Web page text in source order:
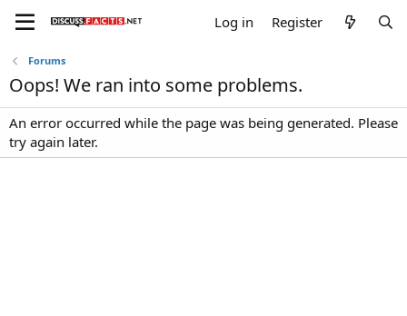
Log in Register
Forums
Oops! We ran into some problems.
An error occurred while the page was being generated. Please
try again later.